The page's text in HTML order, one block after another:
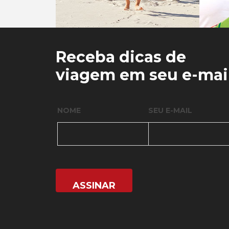
0 0
Receba dicas de
viagem em seu e-
NOME SEU E-MAIL